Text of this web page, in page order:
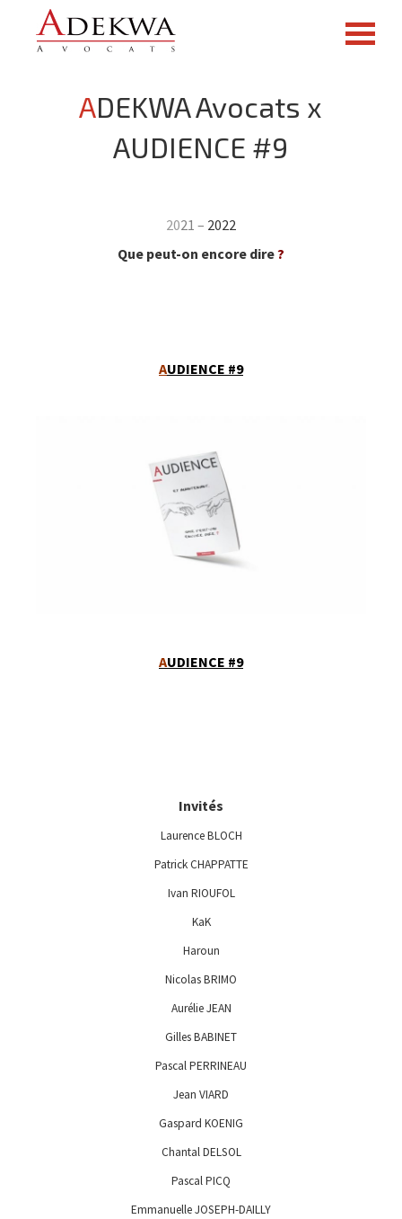
ADEKWA Avocats x
AUDIENCE #9
2021 – 2022
Que peut-on encore dire?
AUDIENCE #9
AUDIENCE #9
Invités
Laurence BLOCH
Patrick CHAPPATTE
Ivan RIOUFOL
KaK
Haroun
Nicolas BRIMO
Aurélie JEAN
Gilles BABINET
Pascal PERRINEAU
Jean VIARD
Gaspard KOENIG
Chantal DELSOL
Pascal PICQ
Emmanuelle JOSEPH-DAILLY